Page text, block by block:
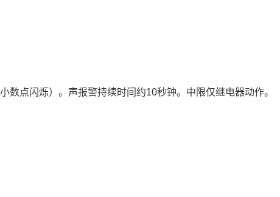
点闪烁）。声报警持续时间约10秒钟。中限仅继电器动作。